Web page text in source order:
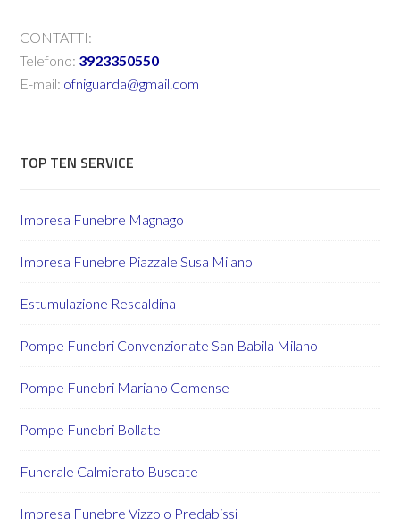
CONTATTI:
Telefono: 3923350550
E-mail: ofniguarda@gmail.com
TOP TEN SERVICE
Impresa Funebre Magnago
Impresa Funebre Piazzale Susa Milano
Estumulazione Rescaldina
Pompe Funebri Convenzionate San Babila Milano
Pompe Funebri Mariano Comense
Pompe Funebri Bollate
Funerale Calmierato Buscate
Impresa Funebre Vizzolo Predabissi